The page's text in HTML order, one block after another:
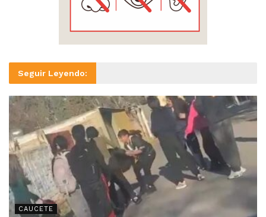
Seguir Leyendo:
CAUCETE